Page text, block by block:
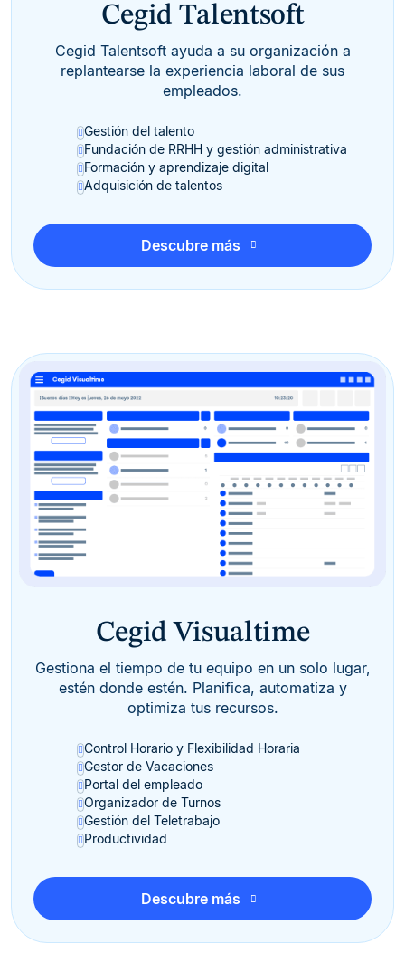
Cegid Talentsoft
Cegid Talentsoft ayuda a su organización a
replantearse la experiencia laboral de sus
empleados.
Gestión del talento
Fundación de RRHH y gestión administrativa
Formación y aprendizaje digital
Adquisición de talentos
Descubre más
Cegid Visualtime
Gestiona el tiempo de tu equipo en un solo lugar,
estén donde estén. Planifica, automatiza y
optimiza tus recursos.
Control Horario y Flexibilidad Horaria
Gestor de Vacaciones
Portal del empleado
Organizador de Turnos
Gestión del Teletrabajo
Productividad
Descubre más